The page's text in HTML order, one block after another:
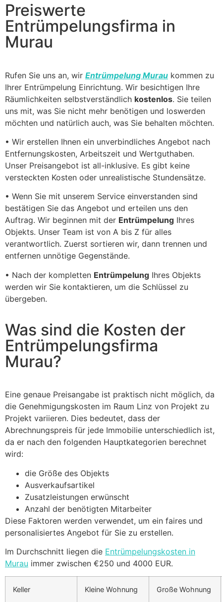
Preiswerte
Entrümpelungsfirma in
Murau
Rufen Sie uns an, wir Entrümpelung Murau kommen zu
Ihrer Entrümpelung Einrichtung. Wir besichtigen Ihre
Räumlichkeiten selbstverständlich kostenlos. Sie teilen
uns mit, was Sie nicht mehr benötigen und loswerden
möchten und natürlich auch, was Sie behalten möchten.
• Wir erstellen Ihnen ein unverbindliches Angebot nach
Entfernungskosten, Arbeitszeit und Wertguthaben.
Unser Preisangebot ist all-inklusive. Es gibt keine
versteckten Kosten oder unrealistische Stundensätze.
• Wenn Sie mit unserem Service einverstanden sind
bestätigen Sie das Angebot und erteilen uns den
Auftrag. Wir beginnen mit der Entrümpelung Ihres
Objekts. Unser Team ist von A bis Z für alles
verantwortlich. Zuerst sortieren wir, dann trennen und
entfernen unnötige Gegenstände.
• Nach der kompletten Entrümpelung Ihres Objekts
werden wir Sie kontaktieren, um die Schlüssel zu
übergeben.
Was sind die Kosten der
Entrümpelungsfirma
Murau?
Eine genaue Preisangabe ist praktisch nicht möglich, da
die Genehmigungskosten im Raum Linz von Projekt zu
Projekt variieren. Dies bedeutet, dass der
Abrechnungspreis für jede Immobilie unterschiedlich ist,
da er nach den folgenden Hauptkategorien berechnet
wird:
die Größe des Objekts
Ausverkaufsartikel
Zusatzleistungen erwünscht
Anzahl der benötigten Mitarbeiter
Diese Faktoren werden verwendet, um ein faires und
personalisiertes Angebot für Sie zu erstellen.
Im Durchschnitt liegen die Entrümpelungskosten in
Murau immer zwischen €250 und 4000 EUR.
Keller Kleine Wohnung Große Wohnung